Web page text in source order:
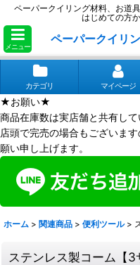
ペーパークイリング材料、お道
はじめての方
メニュー
ペーパークイリ
カテゴリ マイページ
★お願い★
商品在庫数は実店舗と共有して
店頭で完売の場合もございま
願い申し上げます。
ホーム > 関連商品 > 便利ツール >
ステンレス製コーム【3